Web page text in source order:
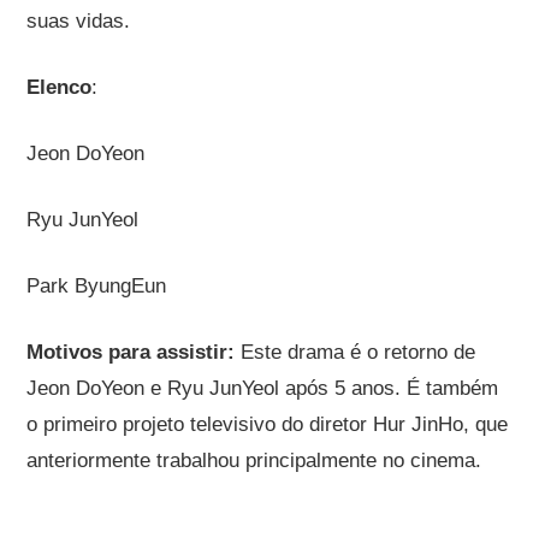
suas vidas.
Elenco:
Jeon DoYeon
Ryu JunYeol
Park ByungEun
Motivos para assistir: Este drama é o retorno de
Jeon DoYeon e Ryu JunYeol após 5 anos. É também
o primeiro projeto televisivo do diretor Hur JinHo, que
anteriormente trabalhou principalmente no cinema.